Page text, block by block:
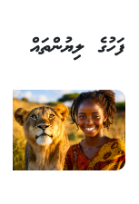
ފަހުގެ ލިޔުންތައް